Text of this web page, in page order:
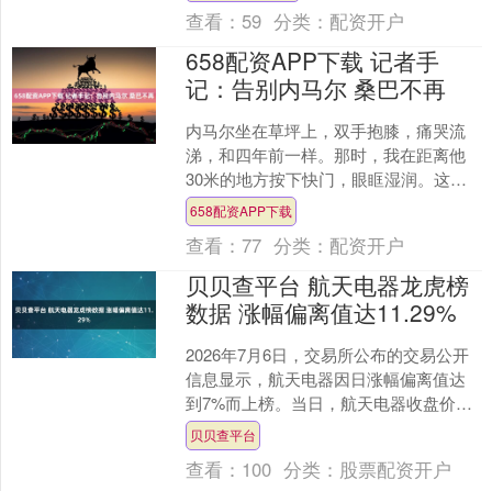
查看： 59 分类： 配资开户
658配资APP下载 记者手
记：告别内马尔 桑巴不再
内马尔坐在草坪上，双手抱膝，痛哭流
涕，和四年前一样。那时，我在距离他
30米的地方按下快门，眼眶湿润。这
次，还是同样的距离，同样的场景，我
的内心却波澜不惊。或许对....
658配资APP下载
查看：77 分类： 配资开户
贝贝查平台 航天电器龙虎榜
数据 涨幅偏离值达11.29%
2026年7月6日，交易所公布的交易公开
信息显示，航天电器因日涨幅偏离值达
到7%而上榜。当日，航天电器收盘价为
92.07元，涨跌幅为10.00%，偏离值为
11.....
贝贝查平台
查看： 100 分类： 股票配资开户